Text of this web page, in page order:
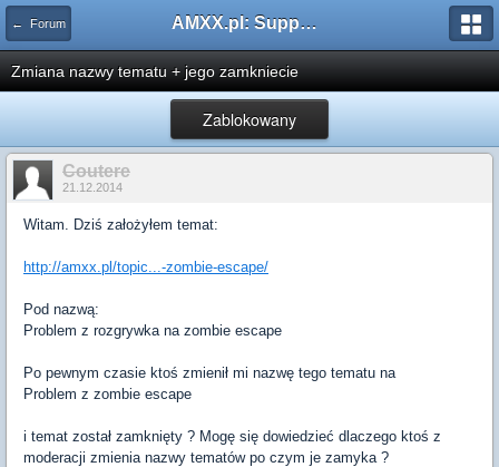
← Forum AMXX.pl: Support AMX Mod X i SourceMod
Zmiana nazwy tematu + jego zamkniecie
Zablokowany
Coutere
21.12.2014
Witam. Dziś założyłem temat:
http://amxx.pl/topic...-zombie-escape/
Pod nazwą:
Problem z rozgrywka na zombie escape
Po pewnym czasie ktoś zmienił mi nazwę tego tematu na
Problem z zombie escape
i temat został zamknięty ? Mogę się dowiedzieć dlaczego ktoś z
moderacji zmienia nazwy tematów po czym je zamyka ?